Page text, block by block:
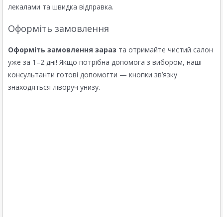
лекалами та швидка відправка.
Оформіть замовлення
Оформіть замовлення зараз та отримайте чистий салон
уже за 1–2 дні! Якщо потрібна допомога з вибором, наші
консультанти готові допомогти — кнопки зв’язку
знаходяться ліворуч унизу.